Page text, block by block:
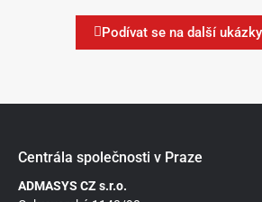
Podívat se na další
Centrála společnosti v Praze
ADMASYS CZ s.r.o.